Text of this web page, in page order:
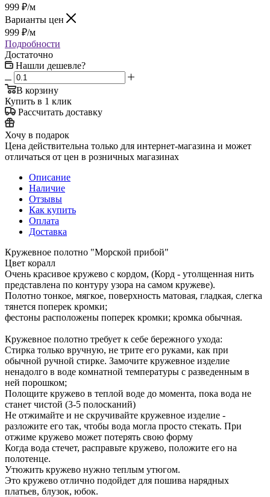
999 ₽/м
Варианты цен
999 ₽/м
Подробности
Достаточно
Нашли дешевле?
В корзину
Купить в 1 клик
Рассчитать доставку
Хочу в подарок
Цена действительна только для интернет-магазина и может
отличаться от цен в розничных магазинах
Описание
Наличие
Отзывы
Как купить
Оплата
Доставка
Кружевное полотно "Морской прибой"
Цвет коралл
Очень красивое кружево с кордом, (Корд - утолщенная нить
представлена по контуру узора на самом кружеве).
Полотно тонкое, мягкое, поверхность матовая, гладкая, слегка
тянется поперек кромки;
фестоны расположены поперек кромки; кромка обычная.
Кружевное полотно требует к себе бережного ухода:
Стирка только вручную, не трите его руками, как при
обычной ручной стирке. Замочите кружевное изделие
ненадолго в воде комнатной температуры с разведенным в
ней порошком;
Полощите кружево в теплой воде до момента, пока вода не
станет чистой (3-5 полосканий)
Не отжимайте и не скручивайте кружевное изделие -
разложите его так, чтобы вода могла просто стекать. При
отжиме кружево может потерять свою форму
Когда вода стечет, расправьте кружево, положите его на
полотенце.
Утюжить кружево нужно теплым утюгом.
Это кружево отлично подойдет для пошива нарядных
платьев, блузок, юбок.